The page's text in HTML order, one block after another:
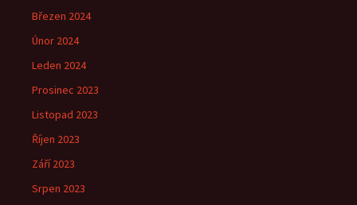
Březen 2024
Únor 2024
Leden 2024
Prosinec 2023
Listopad 2023
Říjen 2023
Září 2023
Srpen 2023